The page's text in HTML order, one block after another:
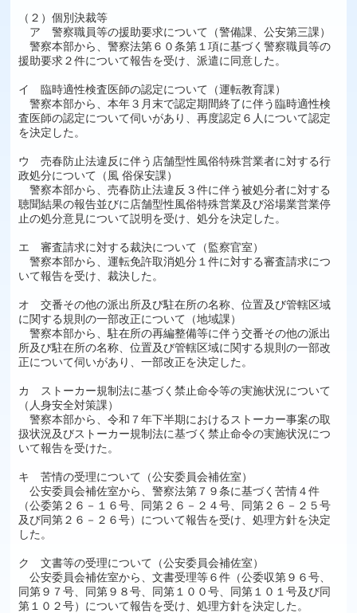
（２）個別決裁等
ア 警察職員等の援助要求について（警備課、公安第三課）
警察本部から、警察法第６０条第１項に基づく警察職員等の
援助要求２件について報告を受け、派遣に同意した。
イ 臨時適性検査医師の認定について（運転教育課）
警察本部から、本年３月末で認定期間終了に伴う臨時適性検
査医師の認定について伺いがあり、再度認定６人について認定
を決定した。
ウ 売春防止法違反に伴う店舗型性風俗特殊営業者に対する行
政処分について（風 俗保安課）
警察本部から、売春防止法違反３件に伴う被処分者に対する
聴聞結果の報告並びに店舗型性風俗特殊営業及び浴場業営業停
止の処分意見について説明を受け、処分を決定した。
エ 審査請求に対する裁決について（監察官室）
警察本部から、運転免許取消処分１件に対する審査請求につ
いて報告を受け、裁決した。
オ 交番その他の派出所及び駐在所の名称、位置及び管轄区域
に関する規則の一部改正について（地域課）
警察本部から、駐在所の再編整備等に伴う交番その他の派出
所及び駐在所の名称、位置及び管轄区域に関する規則の一部改
正について伺いがあり、一部改正を決定した。
カ ストーカー規制法に基づく禁止命令等の実施状況について
（人身安全対策課）
警察本部から、令和７年下半期におけるストーカー事案の取
扱状況及びストーカー規制法に基づく禁止命令の実施状況につ
いて報告を受けた。
キ 苦情の受理について（公安委員会補佐室）
公安委員会補佐室から、警察法第７９条に基づく苦情４件
（公委第２６－１６号、同第２６－２４号、同第２６－２５号
及び同第２６－２６号）について報告を受け、処理方針を決定
した。
ク 文書等の受理について（公安委員会補佐室）
公安委員会補佐室から、文書受理等６件（公委収第９６号、
同第９７号、同第９８号、同第１００号、同第１０１号及び同
第１０２号）について報告を受け、処理方針を決定した。